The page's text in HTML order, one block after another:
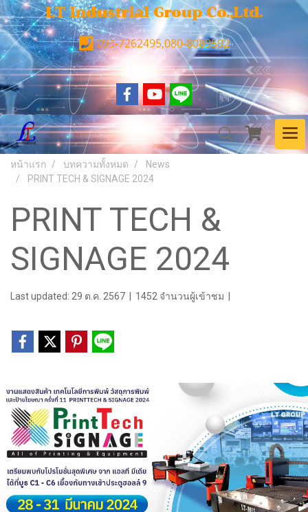
LT Industrial Group Co.,Ltd.
093-7262495,080-8089592
หน้าแรก บทความทั้งหมด
News
PRINT TECH & SIGNAGE 2024
PRINT TECH &
SIGNAGE 2024
Last updated: 29 ต.ค. 2567 1452 จำนวนผู้เข้าชม